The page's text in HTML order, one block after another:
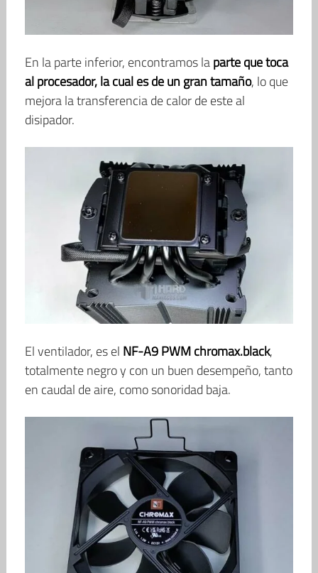
En la parte inferior, encontramos laparte que toca
al procesador, la cual es de un gran tamaño, lo que
mejora la transferencia de calor de este al
disipador.
El ventilador, es el NF-A9 PWM chromax.black,
totalmente negro y con un buen desempeño, tanto
en caudal de aire, como sonoridad baja.